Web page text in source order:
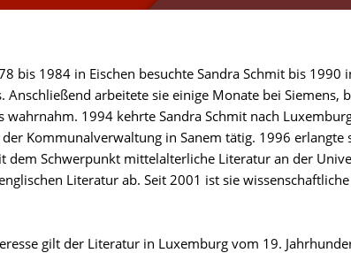
bis 1984 in Eischen besuchte Sandra Schmit bis 1990
Anschließend arbeitete sie einige Monate bei Siemens,
wahrnahm. 1994 kehrte Sandra Schmit nach
Kommunalverwaltung in Sanem tätig. 1996 erlangte
dem Schwerpunkt mittelalterliche Literatur an der
Literatur ab. Seit 2001 ist sie
gilt der Literatur in Luxemburg vom 19.